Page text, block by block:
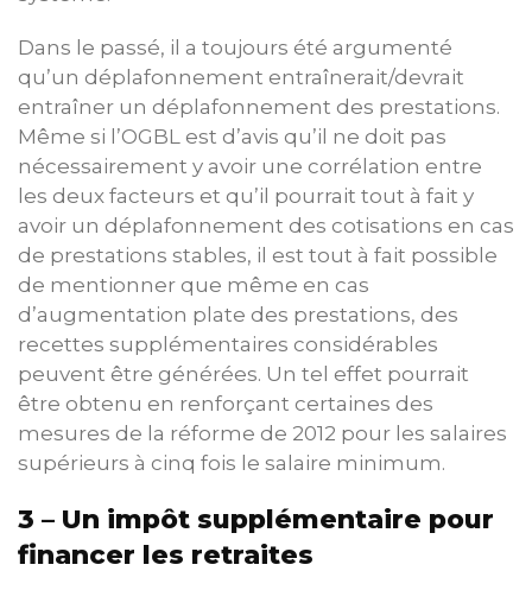
Dans le passé, il a toujours été argumenté
qu’un déplafonnement entraînerait/devrait
entraîner un déplafonnement des prestations.
Même si l’OGBL est d’avis qu’il ne doit pas
nécessairement y avoir une corrélation entre
les deux facteurs et qu’il pourrait tout à fait y
avoir un déplafonnement des cotisations en cas
de prestations stables, il est tout à fait possible
de mentionner que même en cas
d’augmentation plate des prestations, des
recettes supplémentaires considérables
peuvent être générées. Un tel effet pourrait
être obtenu en renforçant certaines des
mesures de la réforme de 2012 pour les salaires
supérieurs à cinq fois le salaire minimum.
3 – Un impôt supplémentaire pour
financer les retraites